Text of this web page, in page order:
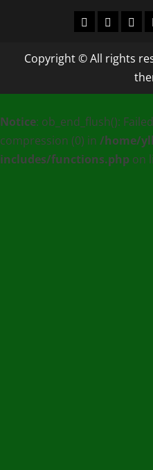
Accueil
À
Nos
Copyright © All rights
Notice: ob_end_flush():
compression (0) in /home/
includes/functions.php on